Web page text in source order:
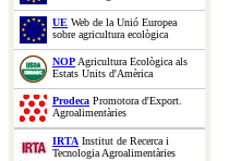
UE Web de la Unió Europea
sobre agricultura ecològica
NOPAgricultura Ecològica als
Estats Units d'Amèrica
Prodeca Promotora d'Export.
Agroalimentàries
IRTA Institut de Recerca i
Tecnologia Agroalimentàries